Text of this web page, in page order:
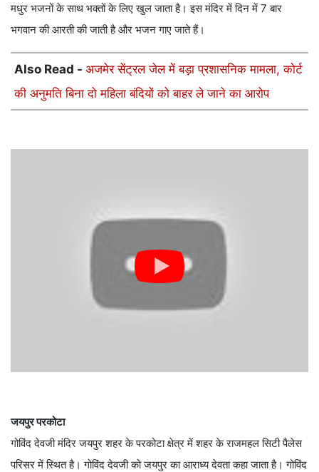
मधुर भजनों के साथ भक्तों के लिए खुल जाता है। इस मंदिर में दिन में 7 बार
भगवान की आरती की जाती है और भजन गाए जाते हैं।
Also Read - अजमेर सेंट्रल जेल में बड़ा प्रशासनिक मामला, कोर्ट
की अनुमति बिना दो महिला बंदियों को बाहर ले जाने का आरोप
जयपुर परकोटा
गोविंद देवजी मंदिर जयपुर शहर के परकोटा क्षेत्र में शहर के राजमहल सिटी पैलेस
परिसर में स्थित है। गोविंद देवजी को जयपुर का आराध्य देवता कहा जाता है। गोविंद